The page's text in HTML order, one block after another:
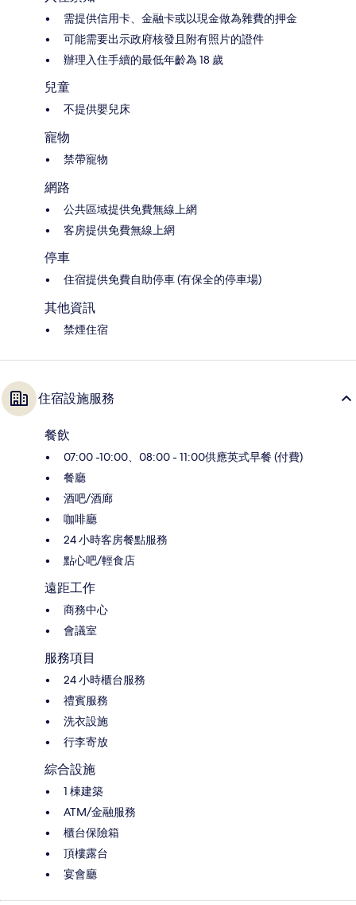
需提供信用卡、金融卡或以現金做為雜費的押金
可能需要出示政府核發且附有照片的證件
辦理入住手續的最低年齡為 18 歲
兒童
不提供嬰兒床
寵物
禁帶寵物
網路
公共區域提供免費無線上網
客房提供免費無線上網
停車
住宿提供免費自助停車 (有保全的停車場)
其他資訊
禁煙住宿
住宿設施服務
餐飲
07:00 -10:00、08:00 - 11:00供應英式早餐 (付費)
餐廳
酒吧/酒廊
咖啡廳
24 小時客房餐點服務
點心吧/輕食店
遠距工作
商務中心
會議室
服務項目
24 小時櫃台服務
禮賓服務
洗衣設施
行李寄放
綜合設施
1 棟建築
ATM/金融服務
櫃台保險箱
頂樓露台
宴會廳